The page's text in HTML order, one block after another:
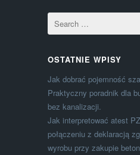
OSTATNIE WPISY
Jak dobrać pojemność
Praktyczny poradnik dla
bez kanalizacji.
Jak interpretować atest
połączeniu z deklaracją
wyrobu przy zakupie